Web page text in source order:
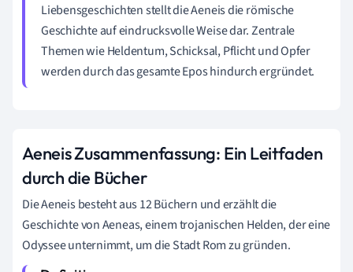
Liebensgeschichten stellt die Aeneis die römische
Geschichte auf eindrucksvolle Weise dar. Zentrale
Themen wie Heldentum, Schicksal, Pflicht und Opfer
werden durch das gesamte Epos hindurch ergründet.
Aeneis Zusammenfassung: Ein Leitfaden
durch die Bücher
Die Aeneis besteht aus 12 Büchern und erzählt die
Geschichte von Aeneas, einem trojanischen Helden, der eine
Odyssee unternimmt, um die Stadt Rom zu gründen.